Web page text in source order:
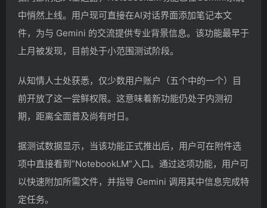
中悄然上线。用户现可直接在AI对话界面添加笔记本文
件，为与 Gemini 的交流提供专业背景信息。该功能最早于
上月被发现，目前处于小范围测试阶段。
从知情人士处获悉，仅少数用户账户（五个中的一个）目
前开放了这一尝鲜权限。这意味着新功能仍处于内测初
期，距离全面普及尚有时日。
据测试数据显示，当该功能正式推出后，用户可在附件选
项中直接看到”NotebookLM”入口。通过这项功能，用户可
以快速附加所需文件，并指导 Gemini 调用其中信息完成特
定任务。